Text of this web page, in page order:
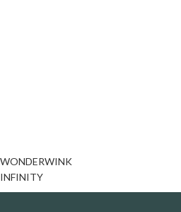
WONDERWINK
INFINITY